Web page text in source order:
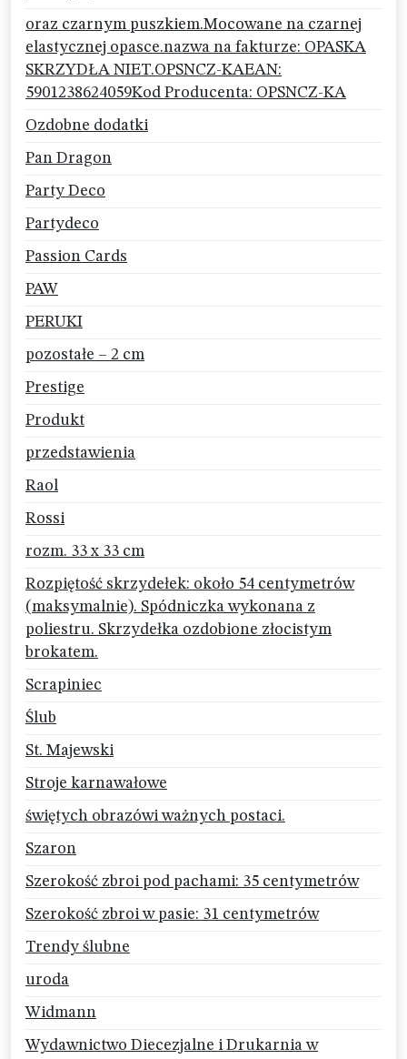
oraz czarnym puszkiem.Mocowane na czarnej
elastycznej opasce.nazwa na fakturze: OPASKA
SKRZYDŁA NIET.OPSNCZ-KAEAN:
5901238624059Kod Producenta: OPSNCZ-KA
Ozdobne dodatki
Pan Dragon
Party Deco
Partydeco
Passion Cards
PAW
PERUKI
pozostałe – 2 cm
Prestige
Produkt
przedstawienia
Raol
Rossi
rozm. 33 x 33 cm
Rozpiętość skrzydełek: około 54 centymetrów
(maksymalnie). Spódniczka wykonana z
poliestru. Skrzydełka ozdobione złocistym
brokatem.
Scrapiniec
Ślub
St. Majewski
Stroje karnawałowe
świętych obrazówi ważnych postaci.
Szaron
Szerokość zbroi pod pachami: 35 centymetrów
Szerokość zbroi w pasie: 31 centymetrów
Trendy ślubne
uroda
Widmann
Wydawnictwo Diecezjalne i Drukarnia w